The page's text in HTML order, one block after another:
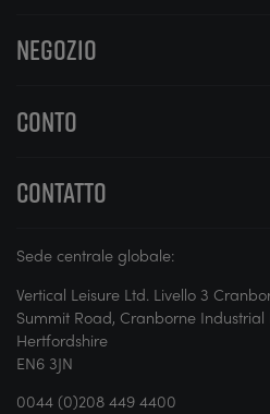
NEGOZIO
CONTO
CONTATTO
Sede centrale globale:
Vertical Leisure Ltd. Livello 3
Summit Road, Cranborne Industrial
Hertfordshire
EN6 3JN
0044 (0)208 449 4400